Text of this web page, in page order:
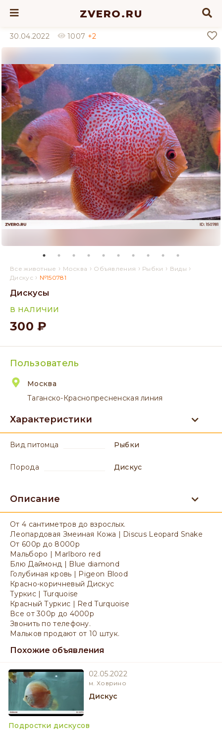
ZVERO.RU
30.04.2022 1007 +2
Все животные › Москва › Объявления › Рыбки › Виды ›
Дискус › №150781
Дискусы
В НАЛИЧИИ
300 ₽
Пользователь
Москва
Таганско-Краснопресненская линия
Характеристики
вид питомца Рыбки
порода Дискус
Описание
От 4 сантиметров до взрослых.
Леопардовая Змеиная Кожа | Discus Leopard Snake
От 600р до 8000р
Мальборо | Marlboro red
Блю Даймонд | Blue diamond
Голубиная кровь | Pigeon Blood
Красно-коричневый Дискус
Туркис | Turquoise
Красный Туркис | Red Turquoise
Все от 300р до 4000р
Звонить по телефону.
Мальков продают от 10 штук.
Похожие объявления
02.05.2022
м. Ховрино
Дискус
Подростки дискусов